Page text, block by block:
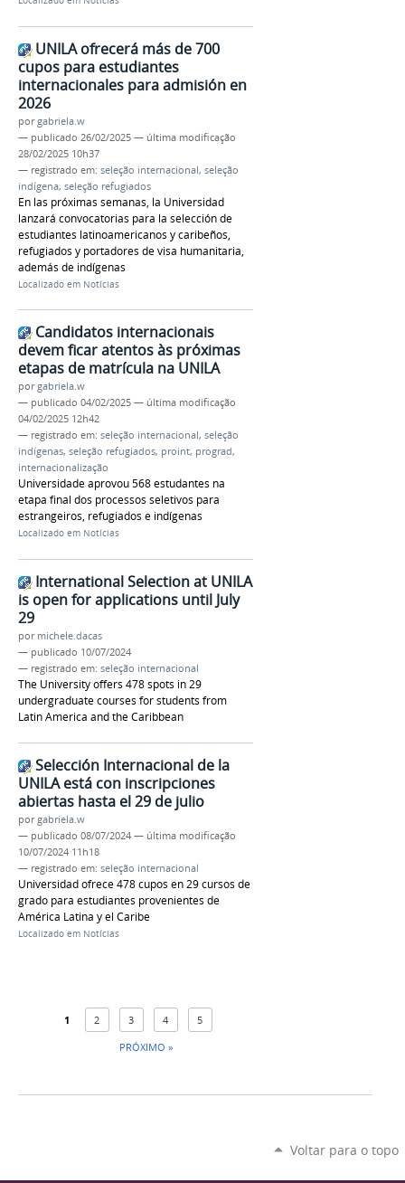
UNILA ofrecerá más de 700
cupos para estudiantes
internacionales para admisión en
2026
porgabriela.w
— publicado 26/02/2025 — última modificação
28/02/2025 10h37
— registrado em: seleção internacional, seleção
indígena, seleção refugiados
En las próximas semanas, la Universidad
lanzará convocatorias para la selección de
estudiantes latinoamericanos y caribeños,
refugiados y portadores de visa humanitaria,
además de indígenas
Localizado em Notícias
Candidatos internacionais
devem ficar atentos às próximas
etapas de matrícula na UNILA
porgabriela.w
— publicado 04/02/2025 — última modificação
04/02/2025 12h42
— registrado em: seleção internacional, seleção
indígenas, seleção refugiados, proint, prograd,
internacionalização
Universidade aprovou 568 estudantes na
etapa final dos processos seletivos para
estrangeiros, refugiados e indígenas
Localizado em Notícias
International Selection at UNILA
is open for applications until July
29
por michele.dacas
— publicado 10/07/2024
— registrado em: seleção internacional
The University offers 478 spots in 29
undergraduate courses for students from
Latin America and the Caribbean
Selección Internacional de la
UNILA está con inscripciones
abiertas hasta el 29 de julio
porgabriela.w
— publicado 08/07/2024 — última modificação
10/07/2024 11h18
— registrado em: seleção internacional
Universidad ofrece 478 cupos en 29 cursos de
grado para estudiantes provenientes de
América Latina y el Caribe
Localizado em Notícias
1 2 3 4
5
PRÓXIMO »
Voltar para o topo